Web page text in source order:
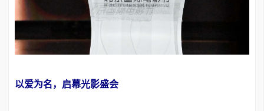
以爱为名，启幕光影盛会